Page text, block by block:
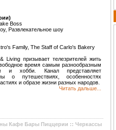
Boss
Развлекательное шоу
Family, The Staff of Carlo's Bakery
Living призывает телезрителей жить
время самым разнообразным
и хобби. Канал представляет
о путешествиях, особенностях
и образе жизни разных народов.
Читать дальше...
Кафе Бары Пиццерии :: Черкассы